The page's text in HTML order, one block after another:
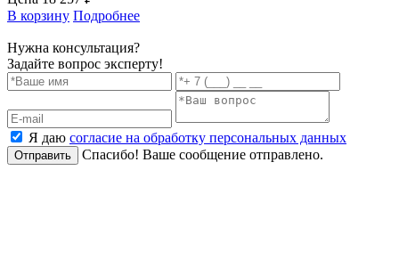
В корзину Подробнее
Нужна консультация?
Задайте вопрос эксперту!
Я даю согласие на обработку персональных данных
Отправить Спасибо! Ваше сообщение отправлено.